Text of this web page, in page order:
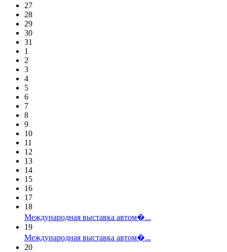
27
28
29
30
31
1
2
3
4
5
6
7
8
9
10
11
12
13
14
15
16
17
18
Международная выставка автом�...
19
Международная выставка автом�...
20